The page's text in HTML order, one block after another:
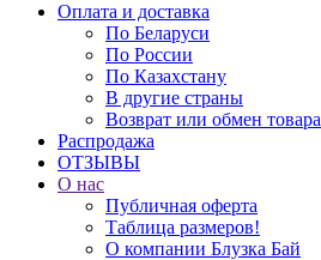
Оплата и доставка
По Беларуси
По России
По Казахстану
В другие страны
Возврат или обмен товара
Распродажа
ОТЗЫВЫ
О нас
Публичная оферта
Таблица размеров!
О компании Блузка Бай